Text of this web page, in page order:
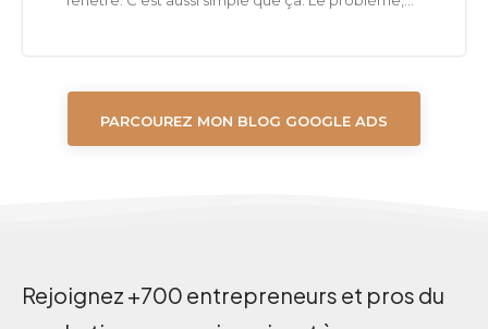
PARCOUREZ MON BLOG GOOGLE ADS
Rejoignez +700 entrepreneurs et pros du